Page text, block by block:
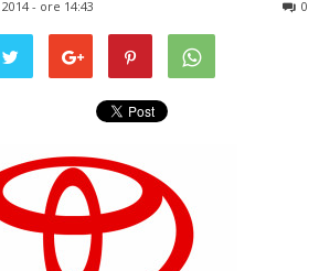
- ore 14:43 0